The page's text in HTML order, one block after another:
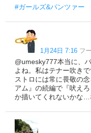
#ガールズ&パンツァー
1月24日 7:16 フ
@umesky777本当に、
よね。私はテナー吹き
ストロには常に畏敬の
アム』の続編で『吠え
か描いてくれないかな…